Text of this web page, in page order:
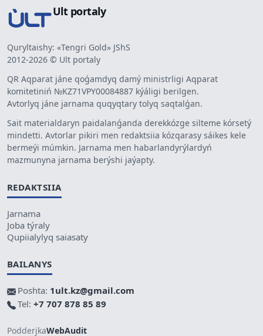
Ult portaly
Quryltaishy: «Tengri Gold» JShS
2012-2026 © Ult portaly
QR Aqparat jáne qoǵamdyq damý ministrligi Aqparat
komitetiniń №KZ71VPY00084887 kýáligi berilgen.
Avtorlyq jáne jarnama quqyqtary tolyq saqtalǵan.
Sait materialdaryn paidalanǵanda derekkózge silteme kórsetý
mindetti. Avtorlar pikiri men redaktsiia kózqarasy sáikes kele
bermeýi múmkin. Jarnama men habarlandyrýlardyń
mazmunyna jarnama berýshi jaýapty.
REDAKTSIIA
Jarnama
Joba týraly
Qupiialylyq saiasaty
BAILANYS
Poshta: 1ult.kz@gmail.com
Tel: +7 707 878 85 89
PodderjkaWebAudit